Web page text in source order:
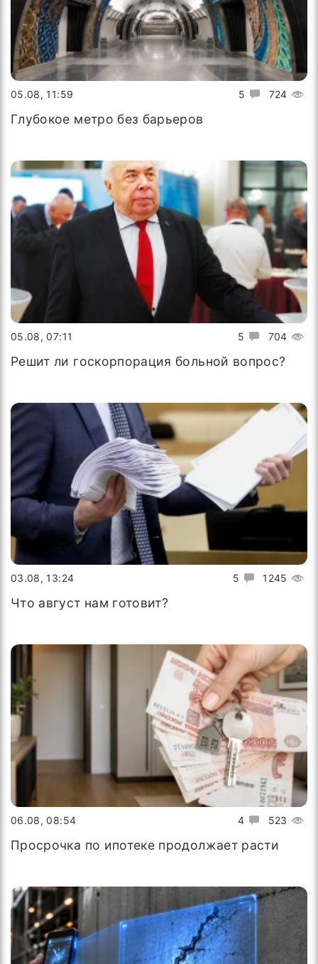
5 724
05.08, 11:59
Глубокое метро без барьеров
5 704
05.08, 07:11
Решит ли госкорпорация больной вопрос?
5 1245
03.08, 13:24
Что август нам готовит?
4 523
06.08, 08:54
Просрочка по ипотеке продолжает расти